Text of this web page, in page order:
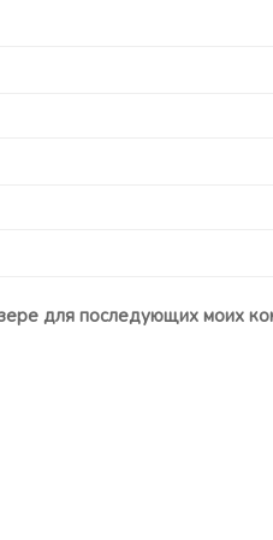
для последующих моих